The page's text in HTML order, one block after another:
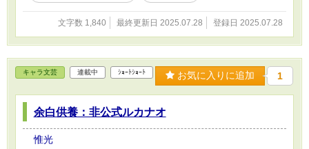
文字数 1,840 最終更新日 2025.07.28 登録日 2025.07.28
キャラ文芸 連載中 ｼｮｰﾄｼｮｰﾄ お気に入りに追加 1
余白供養：非公式ルカナオ
惟光